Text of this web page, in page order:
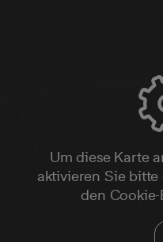
Um diese Karte
aktivieren Sie
den